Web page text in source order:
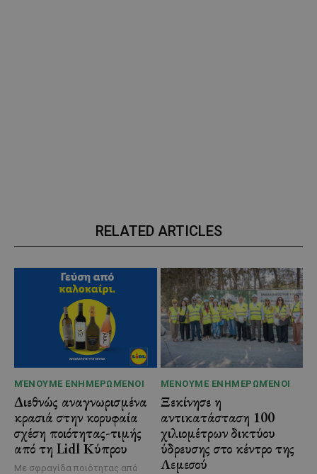
RELATED ARTICLES
ΜΈΝΟΥΜΕ ΕΝΗΜΕΡΩΜΈΝΟΙ
Διεθνώς αναγνωρισμένα
κρασιά στην κορυφαία
σχέση ποιότητας-τιμής
από τη Lidl Κύπρου
Με σφραγίδα ποιότητας από
ΜΈΝΟΥΜΕ ΕΝΗΜΕΡΩΜΈΝΟΙ
Ξεκίνησε η
αντικατάσταση 100
χιλιομέτρων δικτύου
ύδρευσης στο κέντρο της
Λεμεσού